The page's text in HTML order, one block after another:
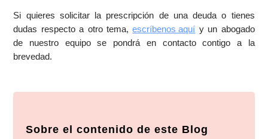
Si quieres solicitar la prescripción de una deuda o tienes
dudas respecto a otro tema,escríbenos aquí y un abogado
de nuestro equipo se pondrá en contacto contigo a la
brevedad.
Sobre el contenido de este Blog